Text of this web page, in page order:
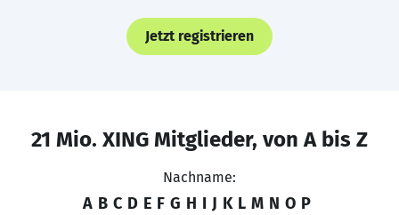
Jetzt registrieren
21 Mio. XING Mitglieder, von A bis Z
Nachname:
A B C D E F G H I J K L M N O P